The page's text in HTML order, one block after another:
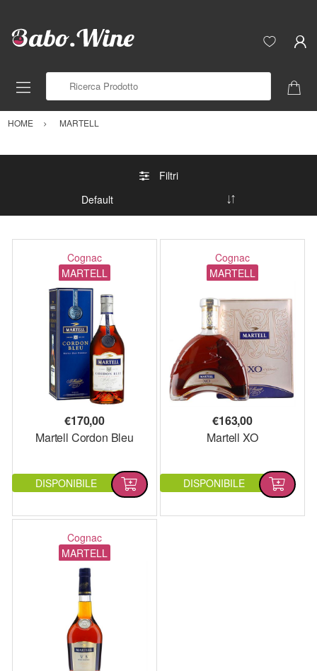
HOME MARTELL
Filtri
Cognac
MARTELL
€170,00
Martell Cordon Bleu
DISPONIBILE
Cognac
MARTELL
€163,00
Martell XO
DISPONIBILE
Cognac
MARTELL